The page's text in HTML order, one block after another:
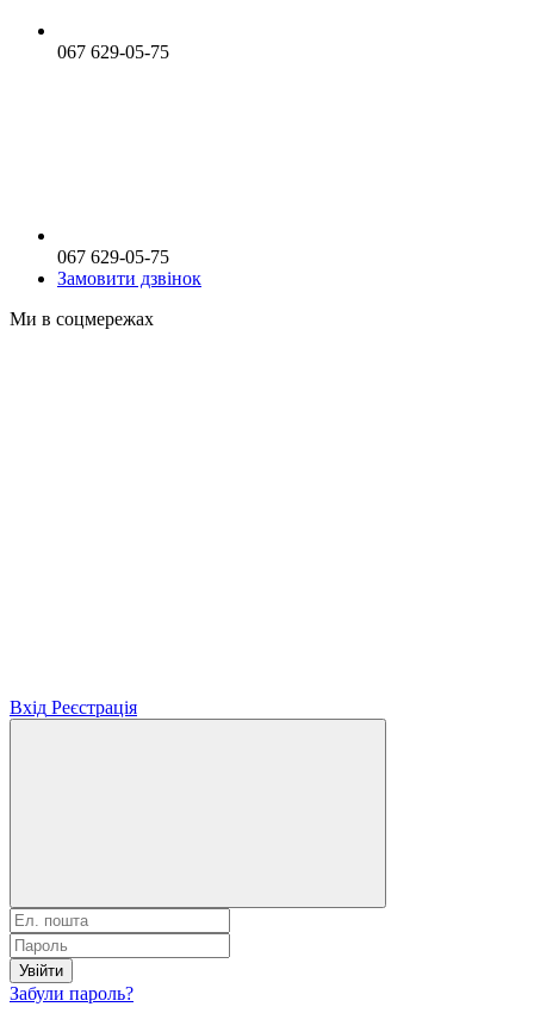
067 629-05-75
067 629-05-75
Замовити дзвінок
Ми в соцмережах
Вхід Реєстрація
Увійти
Забули пароль?